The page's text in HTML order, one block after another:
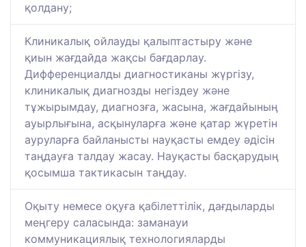
қолдану;
Клиникалық ойлауды қалыптастыру және
қиын жағдайда жақсы бағдарлау.
Дифференциалды диагностиканы жүргізу,
клиникалық диагнозды негіздеу және
тұжырымдау, диагнозға, жасына, жағдайының
ауырлығына, асқынуларға және қатар жүретін
ауруларға байланысты науқасты емдеу әдісін
таңдауға талдау жасау. Науқасты басқарудың
қосымша тактикасын таңдау.
Оқыту немесе оқуға қабілеттілік, дағдыларды
меңгеру саласында: заманауи
коммуникациялық технологияларды